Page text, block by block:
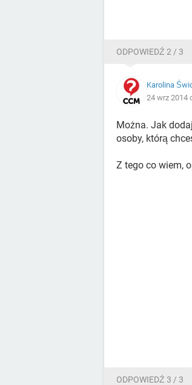
ODPOWIEDŹ 2 / 3
Karolina
24 wrz 2014
Można. Jak
osoby, którą
Z tego co wiem,
ODPOWIEDŹ 3 / 3